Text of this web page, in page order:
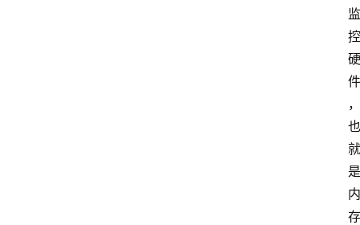
监
控
硬
件
，
也
就
是
内
存